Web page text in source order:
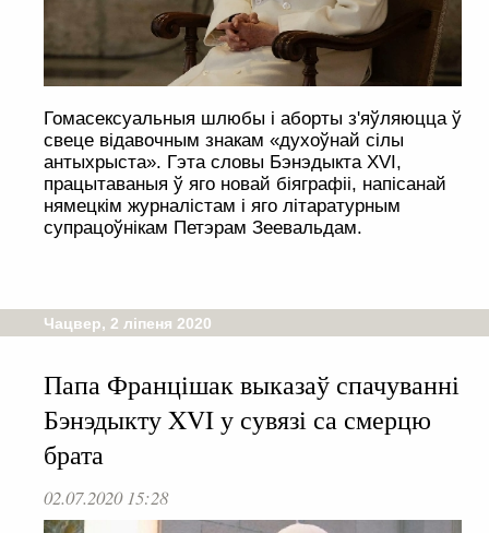
Гомасексуальныя шлюбы і аборты з'яўляюцца ў
свеце відавочным знакам «духоўнай сілы
антыхрыста». Гэта словы Бэнэдыкта XVI,
працытаваныя ў яго новай біяграфіі, напісанай
нямецкім журналістам і яго літаратурным
супрацоўнікам Петэрам Зеевальдам.
Чацвер, 2 ліпеня 2020
Папа Францішак выказаў спачуванні
Бэнэдыкту XVI у сувязі са смерцю
брата
02.07.2020 15:28